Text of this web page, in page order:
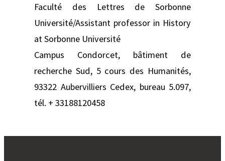
Faculté des Lettres de Sorbonne
Université/Assistant professor in History
at Sorbonne Université
Campus Condorcet, bâtiment de
recherche Sud, 5 cours des Humanités,
93322 Aubervilliers Cedex, bureau 5.097,
tél. + 33188120458